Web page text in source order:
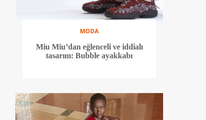
MODA
Miu Miu’dan eğlenceli ve iddialı
tasarım: Bubble ayakkabı